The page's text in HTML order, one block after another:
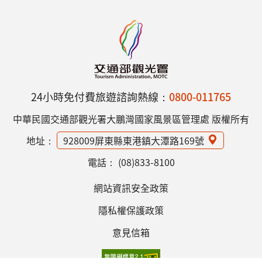
24小時免付費旅遊諮詢熱線： 0800-011765
中華民國交通部觀光署大鵬灣國家風景區管理處 版權所有
地址：
928009屏東縣東港鎮大潭路169號
電話： (08)833-8100
網站資訊安全政策
隱私權保護政策
意見信箱